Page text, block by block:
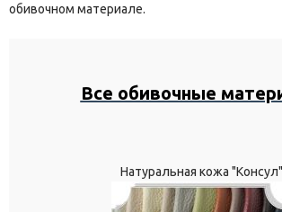
обивочном материале.
Все обивочные
Натуральная кожа "Консул"